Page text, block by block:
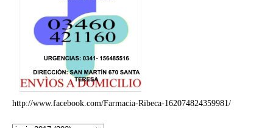
http://www.facebook.com/Farmacia-Ribeca-162074824359981/